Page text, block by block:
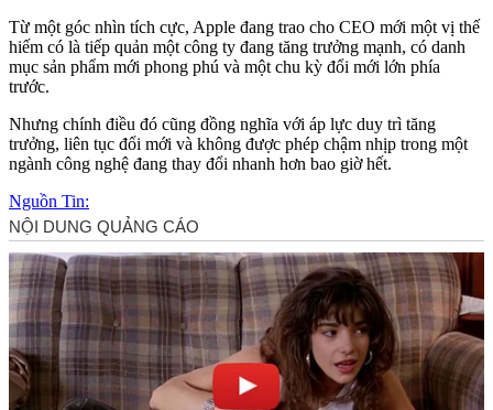
Từ một góc nhìn tích cực, Apple đang trao cho CEO mới một vị thế
hiếm có là tiếp quản một công ty đang tăng trưởng mạnh, có danh
mục sản phẩm mới phong phú và một chu kỳ đổi mới lớn phía
trước.
Nhưng chính điều đó cũng đồng nghĩa với áp lực duy trì tăng
trưởng, liên tục đổi mới và không được phép chậm nhịp trong một
ngành công nghệ đang thay đổi nhanh hơn bao giờ hết.
Nguồn Tin: